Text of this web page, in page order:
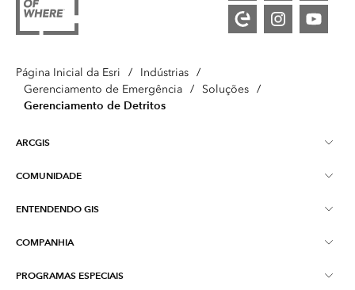
Página Inicial da Esri / Indústrias /
Gerenciamento de Emergência / Soluções /
Gerenciamento de Detritos
ARCGIS
Visão Geral do ArcGIS
COMUNIDADE
Esri Community
ENTENDENDO GIS
O que é GIS?
COMPANHIA
Sobre a Esri
PROGRAMAS ESPECIAIS